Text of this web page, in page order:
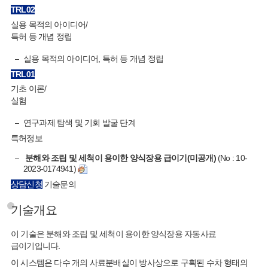
TRL02
실용 목적의 아이디어/
특허 등 개념 정립
실용 목적의 아이디어, 특허 등 개념 정립
TRL01
기초 이론/
실험
연구과제 탐색 및 기회 발굴 단계
특허정보
분해와 조립 및 세척이 용이한 양식장용 급이기(미공개) (No : 10-
2023-0174941)
상담신청 기술문의
기술개요
이 기술은 분해와 조립 및 세척이 용이한 양식장용 자동사료
급이기입니다.
이 시스템은 다수 개의 사료분배실이 방사상으로 구획된 수차 형태의